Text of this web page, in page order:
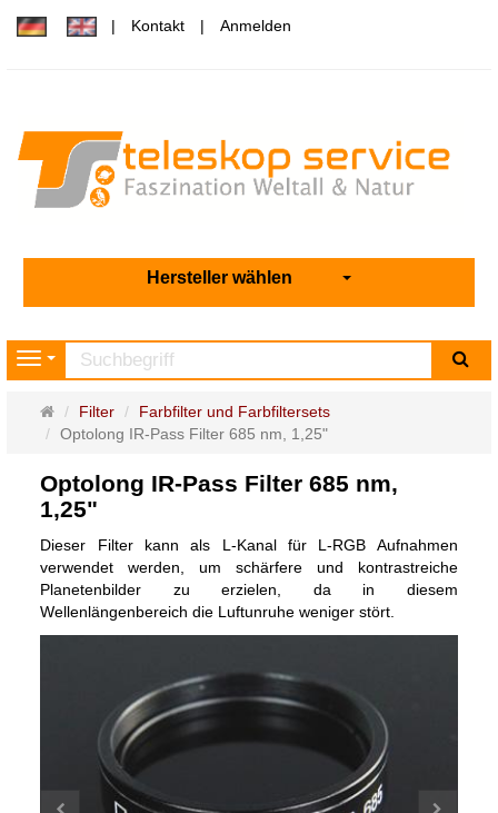
Kontakt Anmelden
Hersteller wählen
Navigation
Startseite
Filter
Farbfilter und Farbfiltersets
Optolong IR-Pass Filter 685 nm, 1,25"
Optolong IR-Pass Filter 685 nm,
1,25"
Dieser Filter kann als L-Kanal für L-RGB Aufnahmen
verwendet werden, um schärfere und kontrastreiche
Planetenbilder zu erzielen, da in diesem
Wellenlängenbereich die Luftunruhe weniger stört.